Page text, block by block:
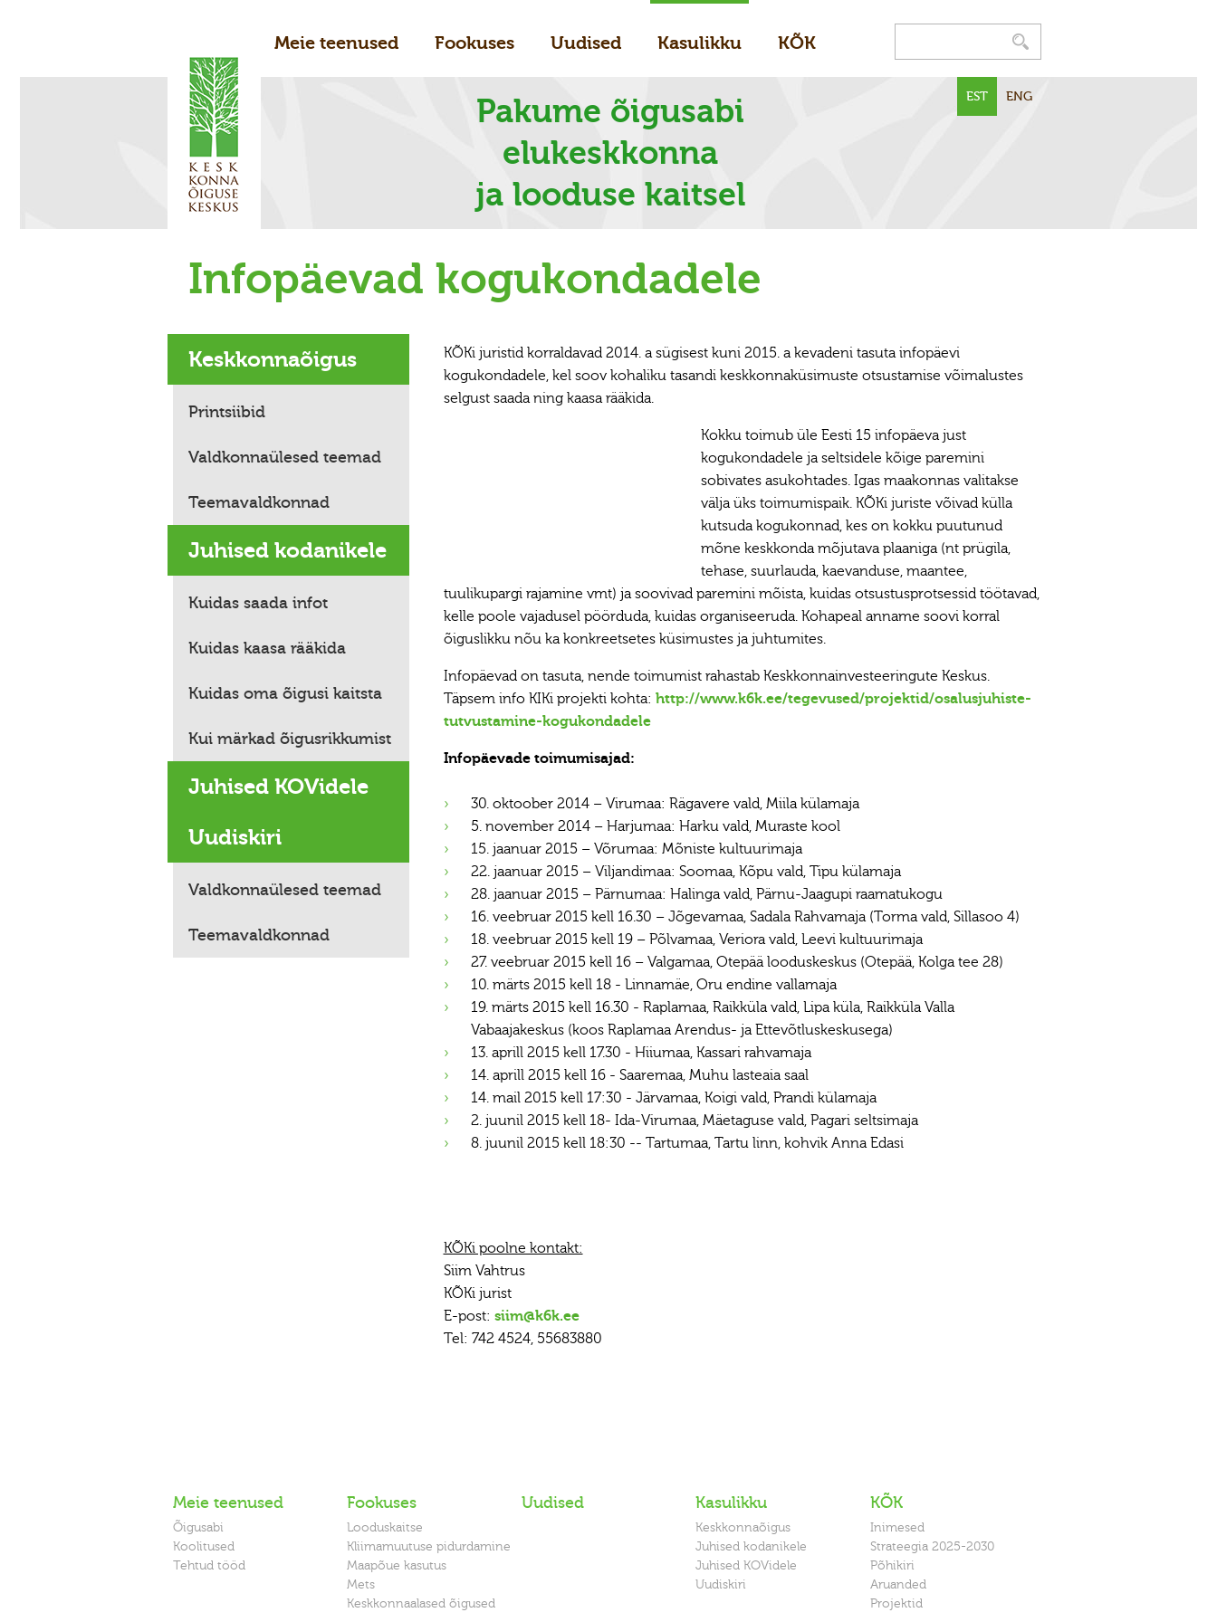
Meie teenused Fookuses Uudised Kasulikku KÕK
EST ENG
Pakume õigusabi
elukeskkonna
ja looduse kaitsel
Infopäevad kogukondadele
Keskkonnaõigus
Printsiibid
Valdkonnaülesed teemad
Teemavaldkonnad
Juhised kodanikele
Kuidas saada infot
Kuidas kaasa rääkida
Kuidas oma õigusi kaitsta
Kui märkad õigusrikkumist
Juhised KOVidele
Uudiskiri
Valdkonnaülesed teemad
Teemavaldkonnad
KÕKi juristid korraldavad 2014. a sügisest kuni 2015. a kevadeni tasuta infopäevi
kogukondadele, kel soov kohaliku tasandi keskkonnaküsimuste otsustamise võimalustes
selgust saada ning kaasa rääkida.
Kokku toimub üle Eesti 15 infopäeva just
kogukondadele ja seltsidele kõige paremini
sobivates asukohtades. Igas maakonnas valitakse
välja üks toimumispaik. KÕKi juriste võivad külla
kutsuda kogukonnad, kes on kokku puutunud
mõne keskkonda mõjutava plaaniga (nt prügila,
tehase, suurlauda, kaevanduse, maantee,
tuulikupargi rajamine vmt) ja soovivad paremini mõista, kuidas otsustusprotsessid töötavad,
kelle poole vajadusel pöörduda, kuidas organiseeruda. Kohapeal anname soovi korral
õiguslikku nõu ka konkreetsetes küsimustes ja juhtumites.
Infopäevad on tasuta, nende toimumist rahastab Keskkonnainvesteeringute Keskus.
Täpsem info KIKi projekti kohta: http://www.k6k.ee/tegevused/projektid/osalusjuhiste-
tutvustamine-kogukondadele
Infopäevade toimumisajad:
30. oktoober 2014 – Virumaa: Rägavere vald, Miila külamaja
5. november 2014 – Harjumaa: Harku vald, Muraste kool
15. jaanuar 2015 – Võrumaa: Mõniste kultuurimaja
22. jaanuar 2015 – Viljandimaa: Soomaa, Kõpu vald, Tipu külamaja
28. jaanuar 2015 – Pärnumaa: Halinga vald, Pärnu-Jaagupi raamatukogu
16. veebruar 2015 kell 16.30 – Jõgevamaa, Sadala Rahvamaja (Torma vald, Sillasoo 4)
18. veebruar 2015 kell 19 – Põlvamaa, Veriora vald, Leevi kultuurimaja
27. veebruar 2015 kell 16 – Valgamaa, Otepää looduskeskus (Otepää, Kolga tee 28)
10. märts 2015 kell 18 - Linnamäe, Oru endine vallamaja
19. märts 2015 kell 16.30 - Raplamaa, Raikküla vald, Lipa küla, Raikküla Valla
Vabaajakeskus (koos Raplamaa Arendus- ja Ettevõtluskeskusega)
13. aprill 2015 kell 17.30 - Hiiumaa, Kassari rahvamaja
14. aprill 2015 kell 16 - Saaremaa, Muhu lasteaia saal
14. mail 2015 kell 17:30 - Järvamaa, Koigi vald, Prandi külamaja
2. juunil 2015 kell 18- Ida-Virumaa, Mäetaguse vald, Pagari seltsimaja
8. juunil 2015 kell 18:30 -- Tartumaa, Tartu linn, kohvik Anna Edasi
KÕKi poolne kontakt:
Siim Vahtrus
KÕKi jurist
E-post: siim@k6k.ee
Tel: 742 4524, 55683880
Meie teenused
Õigusabi
Koolitused
Tehtud tööd
Fookuses
Looduskaitse
Kliimamuutuse pidurdamine
Maapõue kasutus
Mets
Keskkonnaalased õigused
Uudised Kasulikku
Keskkonnaõigus
Juhised kodanikele
Juhised KOVidele
Uudiskiri
KÕK
Inimesed
Strateegia 2025-2030
Põhikiri
Aruanded
Projektid